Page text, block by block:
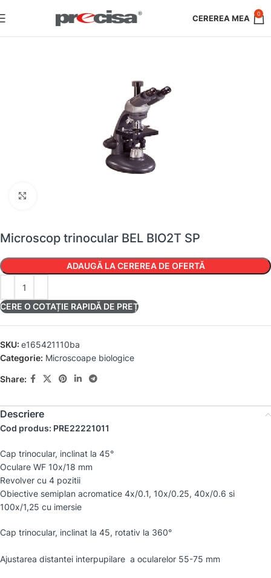
0
Microscop trinocular BEL BIO2T SP
ADAUGĂ LA CEREREA DE OFERTĂ
CERE O COTAȚIE RAPIDĂ DE PREȚ
SKU: e165421110ba
Categorie: Microscoape biologice
Share:
Descriere
Cod produs: PRE22221011
Cap trinocular, inclinat la 45°
Oculare WF 10x/18 mm
Revolver cu 4 pozitii
Obiective semiplan acromatice 4x/0.1, 10x/0.25, 40x/0.6 si
100x/1,25 cu imersie
Cap trinocular, inclinat la 45, rotativ la 360°
Ajustarea distantei interpupilare a ocularelor 55-75 mm